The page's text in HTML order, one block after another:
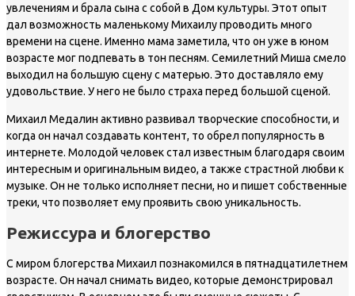
увлечениям и брала сына с собой в Дом культуры. Этот опыт
дал возможность маленькому Михаилу проводить много
времени на сцене. Именно мама заметила, что он уже в юном
возрасте мог подпевать в тон песням. Семилетний Миша смело
выходил на большую сцену с матерью. Это доставляло ему
удовольствие. У него не было страха перед большой сценой.
Михаил Медалин активно развивал творческие способности, и
когда он начал создавать контент, то обрел популярность в
интернете. Молодой человек стал известным благодаря своим
интересным и оригинальным видео, а также страстной любви к
музыке. Он не только исполняет песни, но и пишет собственные
треки, что позволяет ему проявить свою уникальность.
Режиссура и блогерство
С миром блогерства Михаил познакомился в пятнадцатилетнем
возрасте. Он начал снимать видео, которые демонстрировал